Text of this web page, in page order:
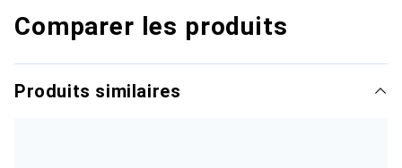
Comparer les produits
Produits similaires